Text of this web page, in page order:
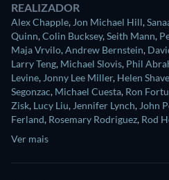
REALIZADOR
Alex Chapple, Jon Michael Hill,
Quinn,Colin Bucksey,Seith Mann,
Maja Vrvilo,Andrew Bernstein,
Larry Teng, Michael Slovis, Phil
Levine, Jonny Lee Miller, Helen
Segonzac, Michael Cuesta, Ron
Zisk, Lucy Liu, Jennifer Lynch, John
Ferland, Rosemary Rodriguez, Rod
Ver mais